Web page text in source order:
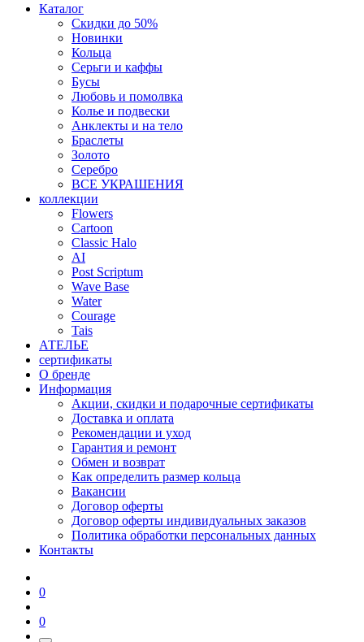
Каталог
Скидки до 50%
Новинки
Кольца
Серьги и каффы
Бусы
Любовь и помолвка
Колье и подвески
Анклекты и на тело
Браслеты
Золото
Серебро
ВСЕ УКРАШЕНИЯ
коллекции
Flowers
Cartoon
Classic Halo
AI
Post Scriptum
Wave Base
Water
Courage
Tais
АТЕЛЬЕ
сертификаты
О бренде
Информация
Акции, скидки и подарочные сертификаты
Доставка и оплата
Рекомендации и уход
Гарантия и ремонт
Обмен и возврат
Как определить размер кольца
Вакансии
Договор оферты
Договор оферты индивидуальных заказов
Политика обработки персональных данных
Контакты
0
0